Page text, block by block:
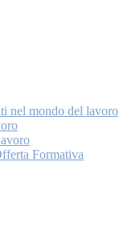
nel mondo del lavoro
Formativa